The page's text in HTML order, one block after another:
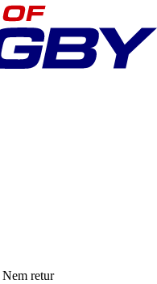
Nem retur